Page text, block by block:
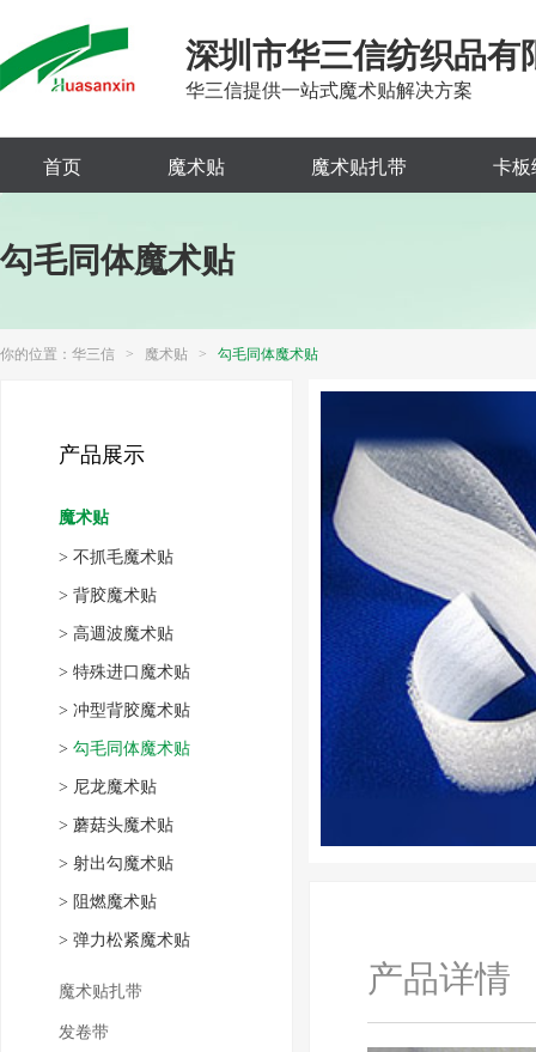
深圳市华三信纺织品有
华三信提供一站式魔术贴解决方案
首页 魔术贴 魔术贴扎带 卡板
勾毛同体魔术贴
你的位置： 华三信 > 魔术贴 > 勾毛同体魔术贴
产品展示
魔术贴
> 不抓毛魔术贴
> 背胶魔术贴
> 高週波魔术贴
> 特殊进口魔术贴
> 冲型背胶魔术贴
> 勾毛同体魔术贴
> 尼龙魔术贴
> 蘑菇头魔术贴
> 射出勾魔术贴
> 阻燃魔术贴
> 弹力松紧魔术贴
魔术贴扎带
发卷带
产品详情